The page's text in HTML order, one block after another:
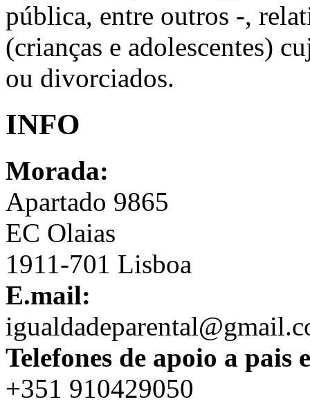
pública, entre outros -,
(crianças e adolescentes)
ou divorciados.
INFO
Morada:
Apartado 9865
EC Olaias
1911-701 Lisboa
E.mail:
Telefones de apoio a pais
+351 910429050